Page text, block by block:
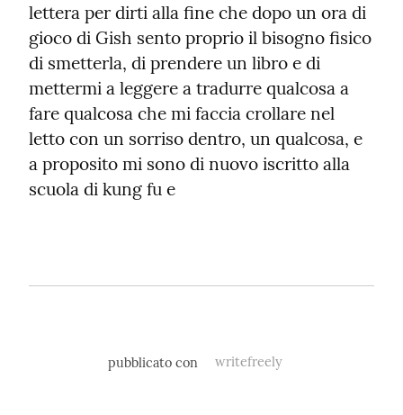
lettera per dirti alla fine che dopo un ora di
gioco di Gish sento proprio il bisogno fisico
di smetterla, di prendere un libro e di
mettermi a leggere a tradurre qualcosa a
fare qualcosa che mi faccia crollare nel
letto con un sorriso dentro, un qualcosa, e
a proposito mi sono di nuovo iscritto alla
scuola di kung fu e
pubblicato con writefreely